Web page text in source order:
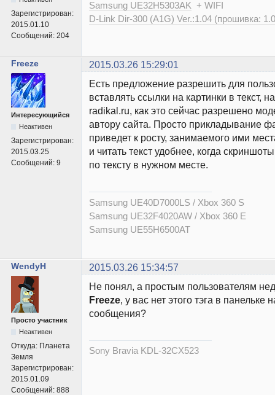
Зарегистрирован:
2015.01.10
Сообщений: 204
Samsung UE32H5303AK + WIFI
D-Link Dir-300 (A1G) Ver.:1.04 (прошивка:
Freeze 2015.03.26 15:29:01
Интересующийся
Неактивен
Зарегистрирован:
2015.03.25
Сообщений: 9
Есть предложение разрешить для
вставлять ссылки на картинки в текст,
radikal.ru, как это сейчас разрешено
автору сайта. Просто прикладывание
приведет к росту, занимаемого ими
и читать текст удобнее, когда
по тексту в нужном месте.
Samsung UE40D7000LS / Xbox 360 S
Samsung UE32F4020AW / Xbox 360 E
Samsung UE55H6500AT
WendyH 2015.03.26 15:34:57
Просто участник
Неактивен
Откуда: Планета
Земля
Зарегистрирован:
2015.01.09
Сообщений: 888
Не понял, а простым пользователям
Freeze, у вас нет этого тэга в панельке
сообщения?
Sony Bravia KDL-32CX523